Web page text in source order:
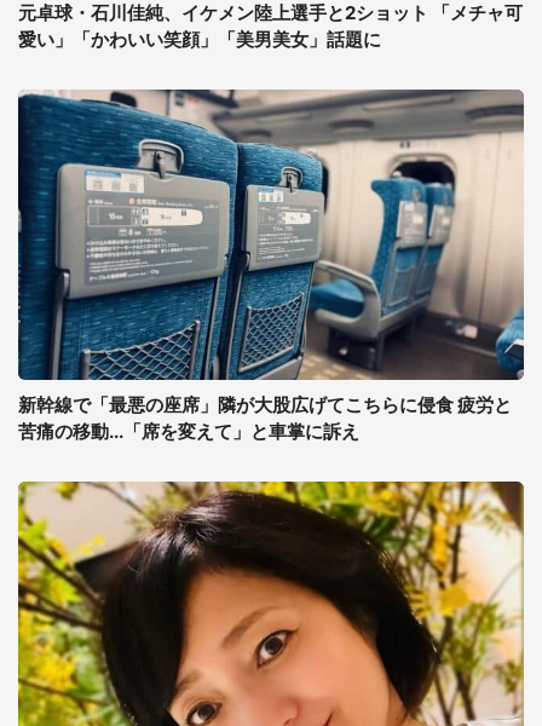
元卓球・石川佳純、イケメン陸上選手と2ショット 「メチャ可
愛い」「かわいい笑顔」「美男美女」話題に
新幹線で「最悪の座席」隣が大股広げてこちらに侵食 疲労と
苦痛の移動...「席を変えて」と車掌に訴え